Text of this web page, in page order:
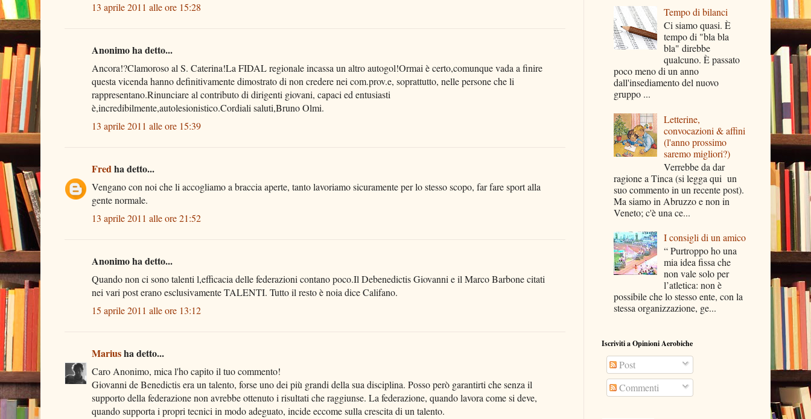
13 aprile 2011 alle ore 15:28
Anonimo ha detto...
Ancora!?Clamoroso al S. Caterina!La FIDAL regionale incassa un altro autogol!Ormai è certo,comunque vada a finire
questa vicenda hanno definitivamente dimostrato di non credere nei com.prov.e, soprattutto, nelle persone che li
rappresentano.Rinunciare al contributo di dirigenti giovani, capaci ed entusiasti
è,incredibilmente,autolesionistico.Cordiali saluti,Bruno Olmi.
13 aprile 2011 alle ore 15:39
Fredha detto...
Vengano con noi che li accogliamo a braccia aperte, tanto lavoriamo sicuramente per lo stesso scopo, far fare sport alla
gente normale.
13 aprile 2011 alle ore 21:52
Anonimo ha detto...
Quando non ci sono talenti l,efficacia delle federazioni contano poco.Il Debenedictis Giovanni e il Marco Barbone citati
nei vari post erano esclusivamente TALENTI. Tutto il resto è noia dice Califano.
15 aprile 2011 alle ore 13:12
Mariusha detto...
Caro Anonimo, mica l'ho capito il tuo commento!
Giovanni de Benedictis era un talento, forse uno dei più grandi della sua disciplina. Posso però garantirti che senza il
supporto della federazione non avrebbe ottenuto i risultati che raggiunse. La federazione, quando lavora come si deve,
quando supporta i propri tecnici in modo adeguato, incide eccome sulla crescita di un talento.
Tempo di bilanci
Ci siamo quasi. È
tempo di "bla bla
bla" direbbe
qualcuno. È passato
poco meno di un anno
dall'insediamento del nuovo
gruppo ...
Letterine,
convocazioni & affini
(l'anno prossimo
saremo migliori?)
Verrebbe da dar
ragione a Tinca (si legga qui un
suo commento in un recente post).
Ma siamo in Abruzzo e non in
Veneto; c'è una ce...
I consigli di un amico
“ Purtroppo ho una
mia idea fissa che
non vale solo per
l’atletica: non è
possibile che lo stesso ente, con la
stessa organizzazione, ge...
Iscriviti a Opinioni Aerobiche
Post
Commenti